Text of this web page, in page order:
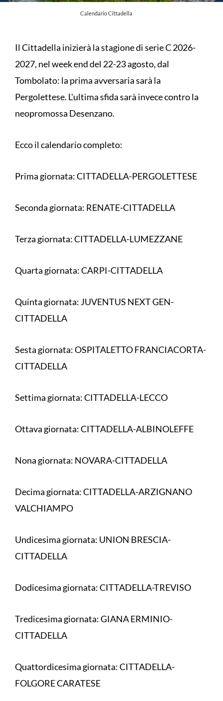
Calendario Cittadella
Il Cittadella inizierà la stagione di serie C 2026-
2027, nel week end del 22-23 agosto, dal
Tombolato: la prima avversaria sarà la
Pergolettese. L'ultima sfida sarà invece contro la
neopromossa Desenzano.
Ecco il calendario completo:
Prima giornata: CITTADELLA-PERGOLETTESE
Seconda giornata: RENATE-CITTADELLA
Terza giornata: CITTADELLA-LUMEZZANE
Quarta giornata: CARPI-CITTADELLA
Quinta giornata: JUVENTUS NEXT GEN-
CITTADELLA
Sesta giornata: OSPITALETTO FRANCIACORTA-
CITTADELLA
Settima giornata: CITTADELLA-LECCO
Ottava giornata: CITTADELLA-ALBINOLEFFE
Nona giornata: NOVARA-CITTADELLA
Decima giornata: CITTADELLA-ARZIGNANO
VALCHIAMPO
Undicesima giornata: UNION BRESCIA-
CITTADELLA
Dodicesima giornata: CITTADELLA-TREVISO
Tredicesima giornata: GIANA ERMINIO-
CITTADELLA
Quattordicesima giornata: CITTADELLA-
FOLGORE CARATESE